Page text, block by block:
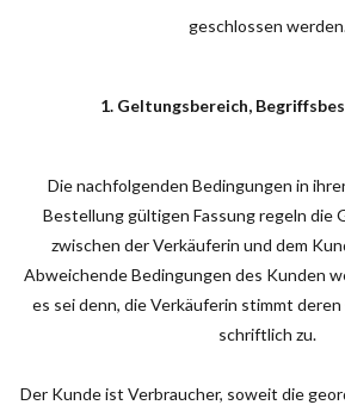
geschlossen
1. Geltungsbereich,
Die nachfolgenden Bedingungen in
Bestellung gültigen Fassung regeln die
zwischen der Verkäuferin und dem
Abweichende Bedingungen des Kunden
es sei denn, die Verkäuferin stimmt
schriftlich zu.
Der Kunde ist Verbraucher, soweit die